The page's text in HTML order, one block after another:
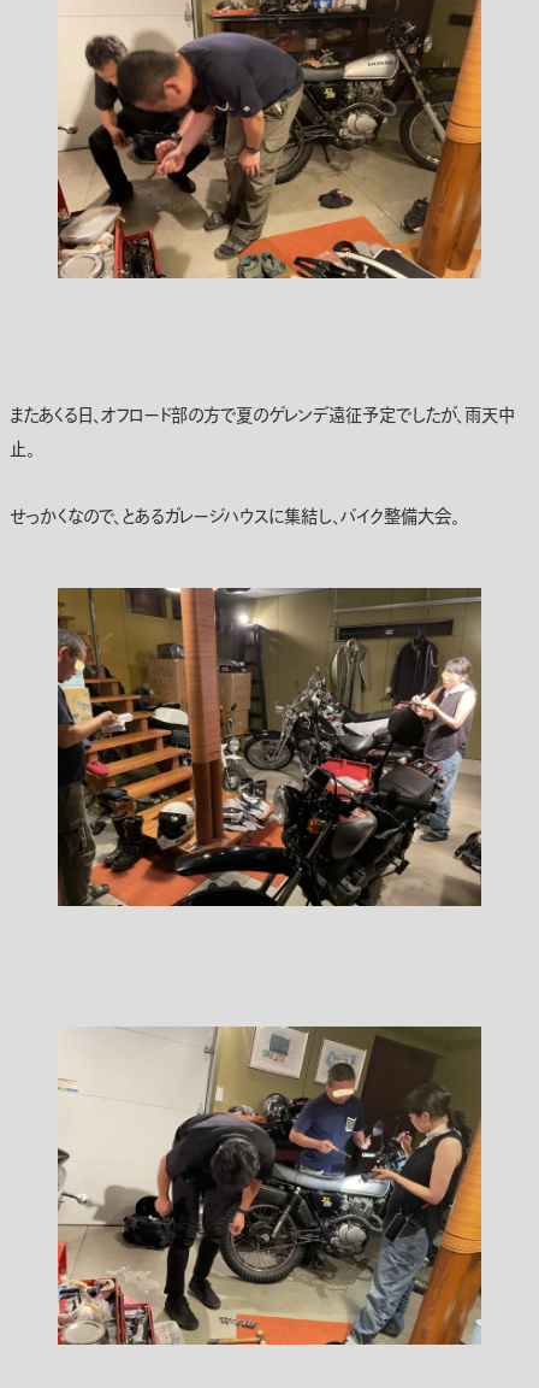
またあくる日、オフロード部の方で夏のゲレンデ遠征予定でしたが、雨天中
止。
せっかくなので、とあるガレージハウスに集結し、バイク整備大会。